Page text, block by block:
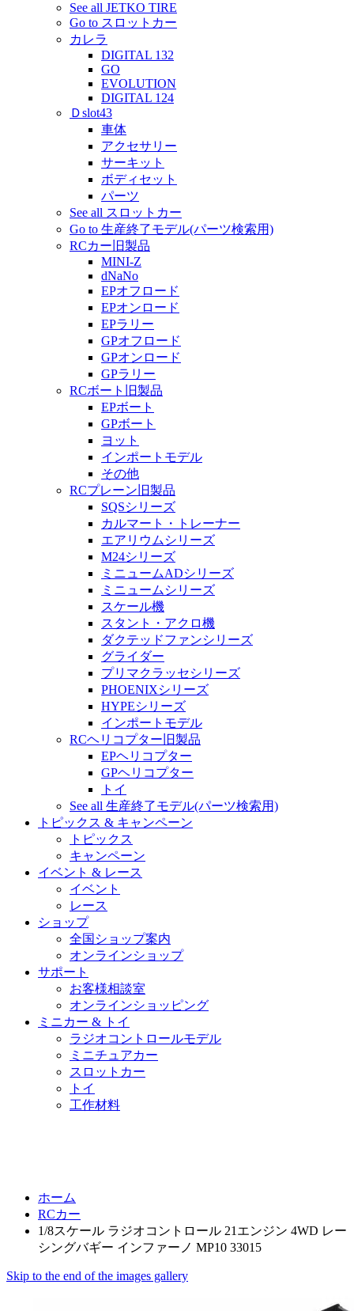
See all JETKO TIRE
Go to スロットカー
カレラ
DIGITAL 132
GO
EVOLUTION
DIGITAL 124
Ｄslot43
車体
アクセサリー
サーキット
ボディセット
パーツ
See all スロットカー
Go to 生産終了モデル(パーツ検索用)
RCカー旧製品
MINI-Z
dNaNo
EPオフロード
EPオンロード
EPラリー
GPオフロード
GPオンロード
GPラリー
RCボート旧製品
EPボート
GPボート
ヨット
インポートモデル
その他
RCプレーン旧製品
SQSシリーズ
カルマート・トレーナー
エアリウムシリーズ
M24シリーズ
ミニュームADシリーズ
ミニュームシリーズ
スケール機
スタント・アクロ機
ダクテッドファンシリーズ
グライダー
プリマクラッセシリーズ
PHOENIXシリーズ
HYPEシリーズ
インポートモデル
RCヘリコプター旧製品
EPヘリコプター
GPヘリコプター
トイ
See all 生産終了モデル(パーツ検索用)
トピックス & キャンペーン
トピックス
キャンペーン
イベント & レース
イベント
レース
ショップ
全国ショップ案内
オンラインショップ
サポート
お客様相談室
オンラインショッピング
ミニカー & トイ
ラジオコントロールモデル
ミニチュアカー
スロットカー
トイ
工作材料
ホーム
RCカー
1/8スケール ラジオコントロール 21エンジン 4WD レー
シングバギー インファーノ MP10 33015
Skip to the end of the images gallery